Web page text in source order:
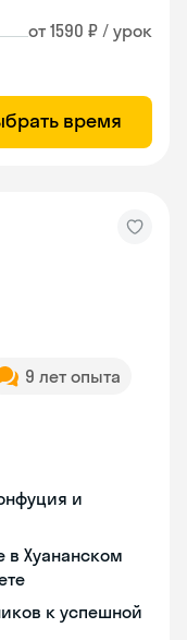
от 1590 ₽ / урок
время
9 лет опыта
и
в Хуананском
к успешной